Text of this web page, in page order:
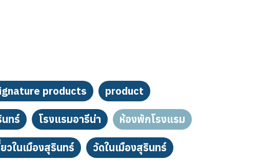
products product
ทร์ โรงแรมอารีน่า ห้องพักโรงแรม
วในเมืองสุรินทร์ วัดในเมืองสุรินทร์